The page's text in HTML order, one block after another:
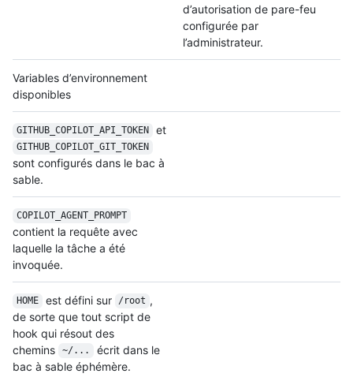
d’autorisation de pare-feu
configurée par
l’administrateur.
Variables d’environnement
disponibles
GITHUB_COPILOT_ API_TOKEN et
GITHUB_COPILOT_ GIT_TOKEN
sont configurés dans le bac à
sable.
COPILOT_AGENT_ PROMPT
contient la requête avec
laquelle la tâche a été
invoquée.
HOME est défini sur /root ,
de sorte que tout script de
hook qui résout des
chemins
~/...
écrit dans le
bac à sable éphémère.